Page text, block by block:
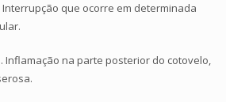
que ocorre em determinada
Inflamação na parte posterior do cotovelo,